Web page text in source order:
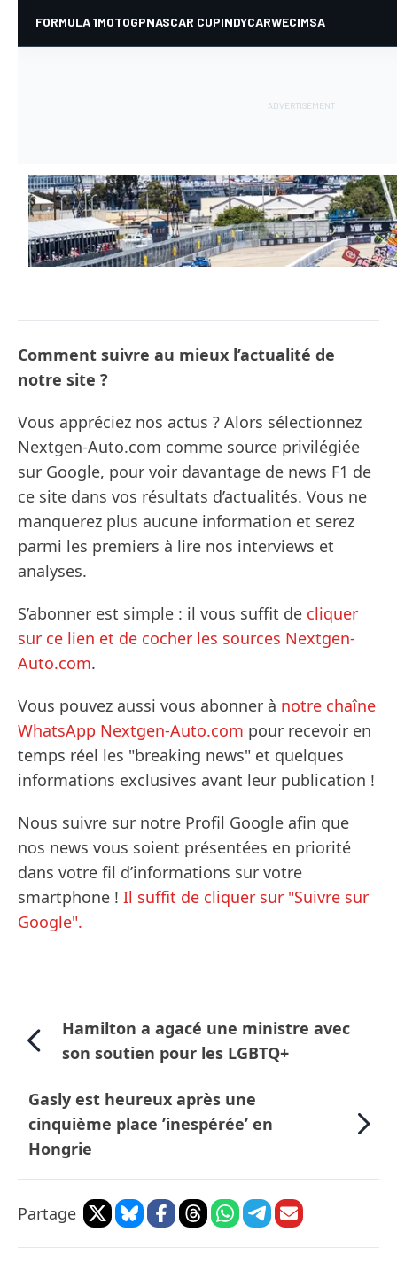
Comment suivre au mieux l’actualité de
notre site ?
Vous appréciez nos actus ? Alors sélectionnez
Nextgen-Auto.com comme source privilégiée
sur Google, pour voir davantage de news F1 de
ce site dans vos résultats d’actualités. Vous ne
manquerez plus aucune information et serez
parmi les premiers à lire nos interviews et
analyses.
S’abonner est simple : il vous suffit de cliquer
sur ce lien et de cocher les sources Nextgen-
Auto.com.
Vous pouvez aussi vous abonner à notre chaîne
WhatsApp Nextgen-Auto.com pour recevoir en
temps réel les "breaking news" et quelques
informations exclusives avant leur publication !
Nous suivre sur notre Profil Google afin que
nos news vous soient présentées en priorité
dans votre fil d’informations sur votre
smartphone ! Il suffit de cliquer sur "Suivre sur
Google".
Hamilton a agacé une ministre avec
son soutien pour les LGBTQ+
Gasly est heureux après une
cinquième place ’inespérée’ en
Hongrie
Partage